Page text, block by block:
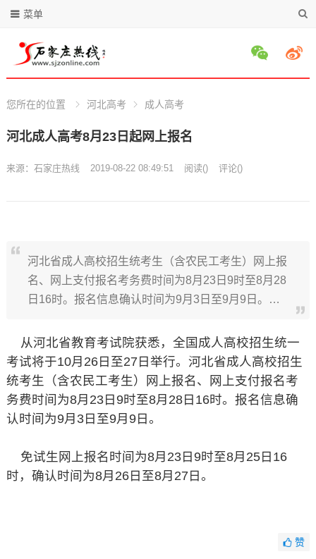
菜单
您所在的位置 河北高考 成人高考
河北成人高考8月23日起网上报名
来源： 石家庄热线 2019-08-22 08:49:51 阅读() 评论()
河北省成人高校招生统考生（含农民工考生）网上报
名、网上支付报名考务费时间为8月23日9时至8月28
日16时。报名信息确认时间为9月3日至9月9日。…
从河北省教育考试院获悉，全国成人高校招生统一
考试将于10月26日至27日举行。河北省成人高校招生
统考生（含农民工考生）网上报名、网上支付报名考
务费时间为8月23日9时至8月28日16时。报名信息确
认时间为9月3日至9月9日。
免试生网上报名时间为8月23日9时至8月25日16
时，确认时间为8月26日至8月27日。
赞